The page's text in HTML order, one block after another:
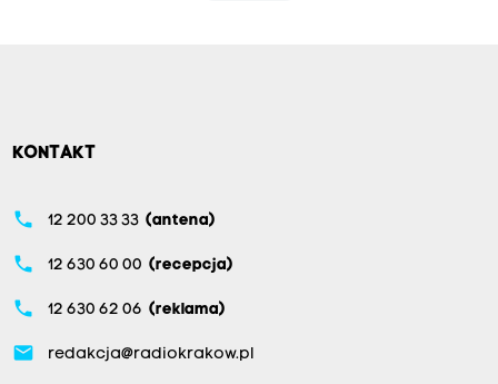
KONTAKT
phone 12 200 33 33 (antena)
phone 12 630 60 00 (recepcja)
phone 12 630 62 06 (reklama)
email redakcja@radiokrakow.pl